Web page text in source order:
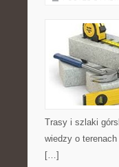
Trasy i szlaki
wiedzy o
[…]